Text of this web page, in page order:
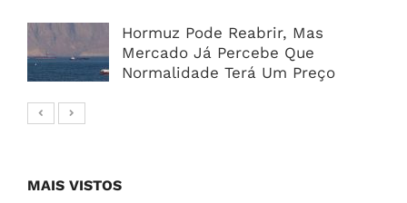
Hormuz Pode Reabrir, Mas
Mercado Já Percebe Que
Normalidade Terá Um Preço
MAIS VISTOS